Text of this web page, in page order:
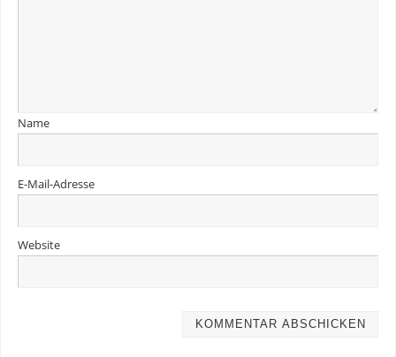
Name
E-Mail-Adresse
Website